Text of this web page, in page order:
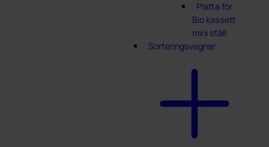
Platta för
Bio kassett
mini ställ
Sorteringsvagnar